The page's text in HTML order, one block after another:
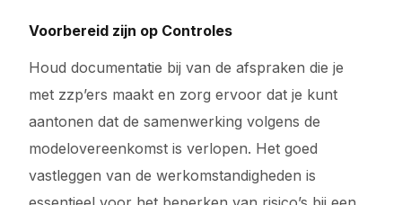
Voorbereid zijn op Controles
Houd documentatie bij van de afspraken die je
met zzp’ers maakt en zorg ervoor dat je kunt
aantonen dat de samenwerking volgens de
modelovereenkomst is verlopen. Het goed
vastleggen van de werkomstandigheden is